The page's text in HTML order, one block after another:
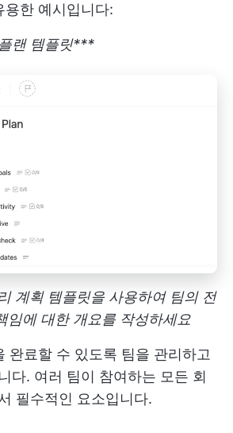
용한 예시입니다:
랜 템플릿***
계획 템플릿을 사용하여 팀의 전
임에 대한 개요를 작성하세요
완료할 수 있도록 팀을 관리하고
다. 여러 팀이 참여하는 모든 회
필수적인 요소입니다.